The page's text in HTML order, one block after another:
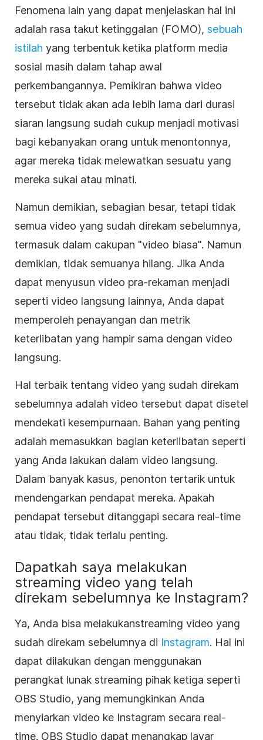
Fenomena lain yang dapat menjelaskan hal ini
adalah rasa takut ketinggalan (FOMO), sebuah
istilah yang terbentuk ketika platform media
sosial masih dalam tahap awal
perkembangannya. Pemikiran bahwa video
tersebut tidak akan ada lebih lama dari durasi
siaran langsung sudah cukup menjadi motivasi
bagi kebanyakan orang untuk menontonnya,
agar mereka tidak melewatkan sesuatu yang
mereka sukai atau minati.
Namun demikian, sebagian besar, tetapi tidak
semua video yang sudah direkam sebelumnya,
termasuk dalam cakupan "video biasa". Namun
demikian, tidak semuanya hilang. Jika Anda
dapat menyusun video pra-rekaman menjadi
seperti video langsung lainnya, Anda dapat
memperoleh penayangan dan metrik
keterlibatan yang hampir sama dengan video
langsung.
Hal terbaik tentang video yang sudah direkam
sebelumnya adalah video tersebut dapat disetel
mendekati kesempurnaan. Bahan yang penting
adalah memasukkan bagian keterlibatan seperti
yang Anda lakukan dalam video langsung.
Dalam banyak kasus, penonton tertarik untuk
mendengarkan pendapat mereka. Apakah
pendapat tersebut ditanggapi secara real-time
atau tidak, tidak terlalu penting.
Dapatkah saya melakukan
streaming video yang telah
direkam sebelumnya ke Instagram?
Ya, Anda bisa melakukanstreaming video yang
sudah direkam sebelumnya di Instagram. Hal ini
dapat dilakukan dengan menggunakan
perangkat lunak streaming pihak ketiga seperti
OBS Studio, yang memungkinkan Anda
menyiarkan video ke Instagram secara real-
time. OBS Studio dapat menangkap layar